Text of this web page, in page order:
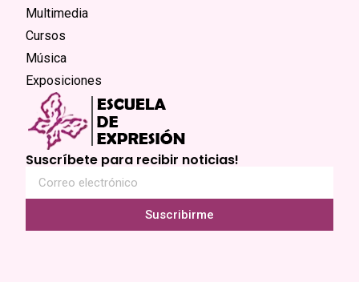
Suscríbete para recibir noticias!
Suscribirme
Multimedia
Cursos
Música
Exposiciones